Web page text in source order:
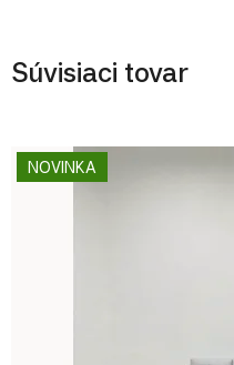
Súvisiaci tovar
NOVINKA